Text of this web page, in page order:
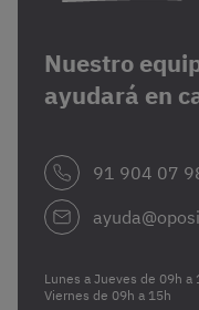
Nuestro
ayudará en
91 904 07
Lunes a Jueves de 09h a
Viernes de 09h a 15h